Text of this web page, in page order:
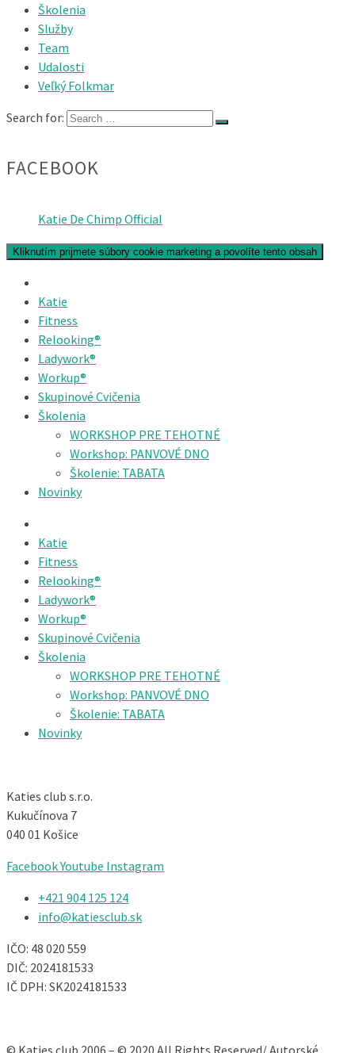
Školenia
Služby
Team
Udalosti
Veľký Folkmar
Search for:
FACEBOOK
Katie De Chimp Official
Kliknutím prijmete súbory cookie marketing a povolíte tento obsah
Katie
Fitness
Relooking®
Ladywork®
Workup®
Skupinové Cvičenia
Školenia
WORKSHOP PRE TEHOTNÉ
Workshop: PANVOVÉ DNO
Školenie: TABATA
Novinky
Katie
Fitness
Relooking®
Ladywork®
Workup®
Skupinové Cvičenia
Školenia
WORKSHOP PRE TEHOTNÉ
Workshop: PANVOVÉ DNO
Školenie: TABATA
Novinky
Katies club s.r.o.
Kukučínova 7
040 01 Košice
FacebookYoutube Instagram
+421 904 125 124​
info@katiesclub.sk
IČO: 48 020 559
DIČ: 2024181533
IČ DPH: SK2024181533